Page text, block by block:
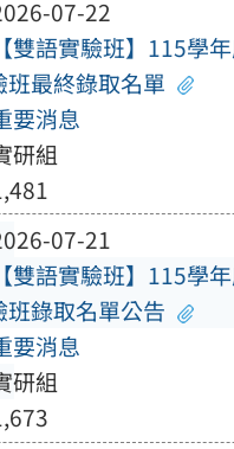
07-22
【雙語實驗班】115學
最終錄取名單
要消息
研組
07-21
【雙語實驗班】115學
錄取名單公告
要消息
研組